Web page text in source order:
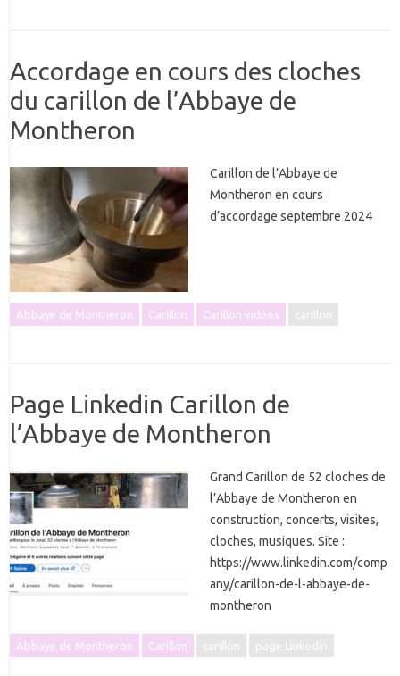
Accordage en cours des cloches
du carillon de l’Abbaye de
Montheron
Carillon de l’Abbaye de
Montheron en cours
d’accordage septembre 2024
Abbaye de Montheron Carillon Carillon vidéos carillon
Page Linkedin Carillon de
l’Abbaye de Montheron
Grand Carillon de 52 cloches de
l’Abbaye de Montheron en
construction, concerts, visites,
cloches, musiques. Site :
https://www.linkedin.com/comp
any/carillon-de-l-abbaye-de-
montheron
Abbaye de Montheron Carillon carillon page Linkedin